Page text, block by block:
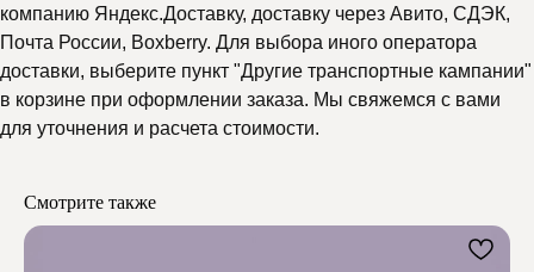
компанию Яндекс.Доставку, доставку через Авито, СДЭК,
Почта России, Boxberry. Для выбора иного оператора
доставки, выберите пункт "Другие транспортные кампании"
в корзине при оформлении заказа. Мы свяжемся с вами
для уточнения и расчета стоимости.
Смотрите также
Почему выбирают
Мелипонини